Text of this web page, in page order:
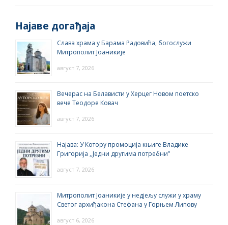
Најаве догађаја
Слава храма у Барама Радовића, богослужи
Митрополит Јоаникије
август 7, 2026
Вечерас на Белависти у Херцег Новом поетско
вече Теодоре Ковач
август 7, 2026
Најава: У Котору промоција књиге Владике
Григорија ,,Једни другима потребни”
август 7, 2026
Митрополит Јоаникије у недјељу служи у храму
Светог архиђакона Стефана у Горњем Липову
август 6, 2026